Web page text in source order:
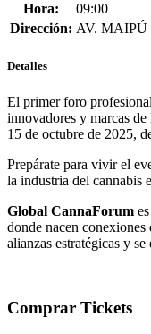
Hora:
09:00
Dirección: AV. MAIPÚ
Detalles
El primer foro
innovadores y marcas
15 de octubre de 2025,
Prepárate para vivir el
la industria del cannabis
Global CannaForum
donde nacen
alianzas estratégicas y
Comprar Tickets